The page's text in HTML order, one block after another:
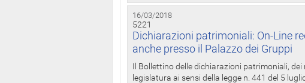
16/03/2018
5221
Dichiarazioni patrimoniali: On-Line
anche presso il Palazzo dei Gruppi
Il Bollettino delle dichiarazioni patrimoniali,
legislatura ai sensi della legge n. 441 del 5